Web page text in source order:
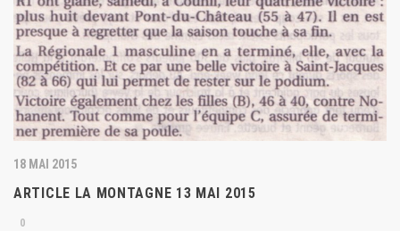
18 MAI 2015
ARTICLE LA MONTAGNE 13 MAI 2015
0